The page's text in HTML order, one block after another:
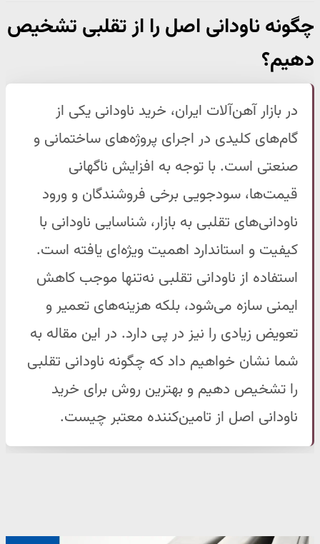
چگونه ناودانی اصل را از تقلبی تشخیص
دهیم؟
در بازار آهن‌آلات ایران، خرید ناودانی یکی از
گام‌های کلیدی در اجرای پروژه‌های ساختمانی و
صنعتی است. با توجه به افزایش ناگهانی
قیمت‌ها، سودجویی برخی فروشندگان و ورود
ناودانی‌های تقلبی به بازار، شناسایی ناودانی با
کیفیت و استاندارد اهمیت ویژه‌ای یافته است.
استفاده از ناودانی تقلبی نه‌تنها موجب کاهش
ایمنی سازه می‌شود، بلکه هزینه‌های تعمیر و
تعویض زیادی را نیز در پی دارد. در این مقاله به
شما نشان خواهیم داد که چگونه ناودانی تقلبی
را تشخیص دهیم و بهترین روش برای خرید
ناودانی اصل از تامین‌کننده معتبر چیست.